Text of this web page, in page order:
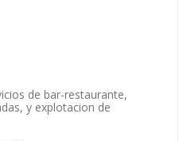
de bar-restaurante,
y explotacion de